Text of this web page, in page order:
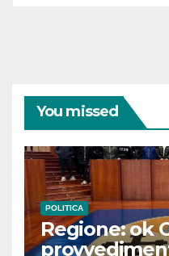
You missed
POLITICA
Regione: ok